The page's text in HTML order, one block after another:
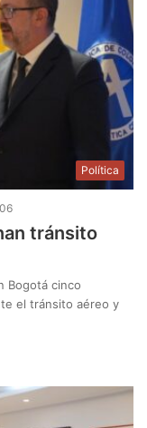
Política
tránsito
Bogotá cinco
el tránsito aéreo y